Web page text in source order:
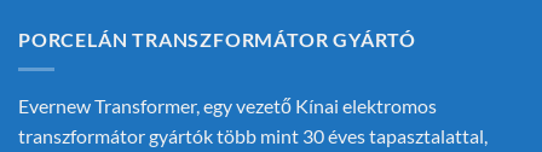
PORCELÁN TRANSZFORMÁTOR GYÁRTÓ
Evernew Transformer, egy vezető Kínai elektromos
transzformátor gyártóktöbb mint 30 éves tapasztalattal,